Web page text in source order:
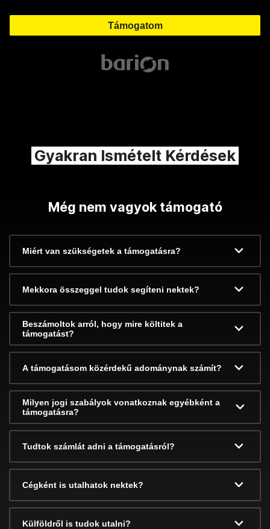
Gyakran Ismételt Kérdések
Még nem vagyok támogató
Miért van szükségetek a támogatásra?
Mekkora összeggel tudok segíteni nektek?
Beszámoltok arról, hogy mire költitek a
támogatást?
A támogatásom közérdekű adománynak számít?
Milyen jogi szabályok vonatkoznak egyébként a
támogatásra?
Tudtok számlát adni a támogatásról?
Cégként is utalhatok nektek?
Külföldről is tudok utalni?